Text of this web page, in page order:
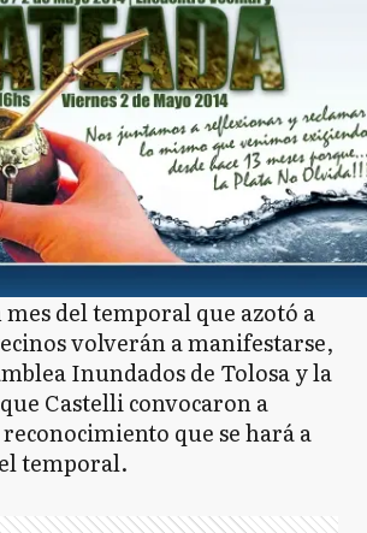
del temporal que azotó a
volverán a manifestarse,
Inundados de Tolosa y la
Castelli convocaron a
que se hará a
temporal.